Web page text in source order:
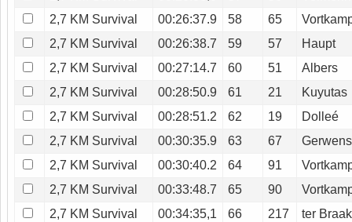
2,7 KM Survival
00:26:37.9 58 65
2,7 KM Survival
00:26:38.7 59 57
Haupt
2,7 KM Survival
00:27:14.7 60 51
Albers
2,7 KM Survival
00:28:50.9 61 21
Kuyutas
2,7 KM Survival
00:28:51.2 62 19
Dolleé
2,7 KM Survival
00:30:35.9 63 67
Gerwens
2,7 KM Survival
00:30:40.2 64 91
2,7 KM Survival
00:33:48.7 65 90
2,7 KM Survival
00:34:35,1 66 217
ter Braak